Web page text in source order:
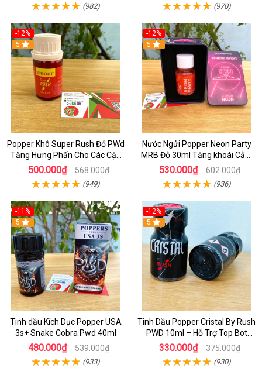
(982) (970)
-12%
5
Popper Khô Super Rush Đỏ PWd
Tăng Hưng Phấn Cho Các Cặp
Đôi
500.000₫ 568.000₫
(949)
-12%
5
Nước Ngửi Popper Neon Party
MRB Đỏ 30ml Tăng khoái Cảm
Mạnh Hộp THiếc
530.000₫ 602.000₫
(936)
-11%
5
Tinh dầu Kích Dục Popper USA
3s+ Snake Cobra Pwd 40ml
480.000₫ 539.000₫
(933)
-12%
5
Tinh Dầu Popper Cristal By Rush
PWD 10ml – Hỗ Trợ Top Bot
Sung Mãn
330.000₫ 375.000₫
(930)